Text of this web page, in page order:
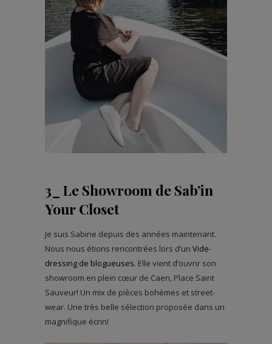
3_ Le Showroom de Sab’in
Your Closet
Je suis Sabine depuis des années maintenant.
Nous nous étions rencontrées lors d’un Vide-
dressing de blogueuses. Elle vient d’ouvrir son
showroom en plein cœur de Caen, Place Saint
Sauveur! Un mix de pièces bohèmes et street-
wear. Une très belle sélection proposée dans un
magnifique écrin!